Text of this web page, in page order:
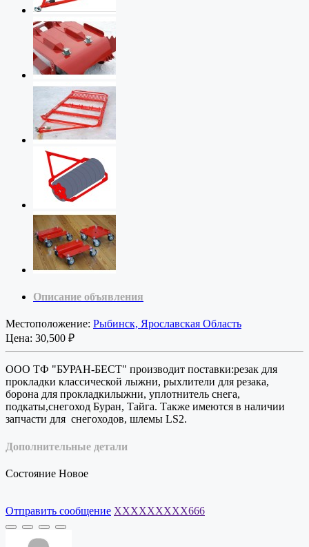
Описание объявления
Местоположение: Рыбинск, Ярославская Область
Цена: 30,500 ₽
ООО ТФ "БУРАН-БЕСТ" производит поставки:резак для
прокладки классической лыжни, рыхлители для резака,
борона для прокладкилыжни, уплотнитель снега,
подкаты,снегоход Буран, Тайга. Также имеются в наличии
запчасти для снегоходов, шлемы LS2.
Дополнительные детали
Состояние Новое
Отправить сообщение XXXXXXXXX666